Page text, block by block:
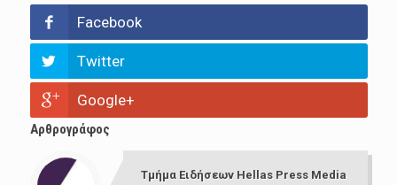
Facebook
Twitter
Google+
Αρθρογράφος
Τμήμα Ειδήσεων Hellas Press Media